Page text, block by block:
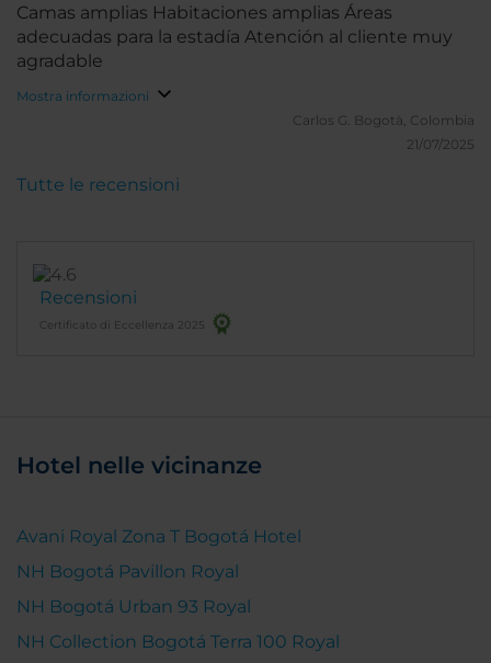
Camas amplias Habitaciones amplias Áreas
adecuadas para la estadía Atención al cliente muy
agradable
Mostra informazioni
Carlos G. Bogotà, Colombia
21/07/2025
Recensioni
Certificato di Eccellenza 2025
Tutte le recensioni
Hotel nelle vicinanze
Avani Royal Zona T Bogotá Hotel
NH Bogotá Pavillon Royal
NH Bogotá Urban 93 Royal
NH Collection Bogotá Terra 100 Royal